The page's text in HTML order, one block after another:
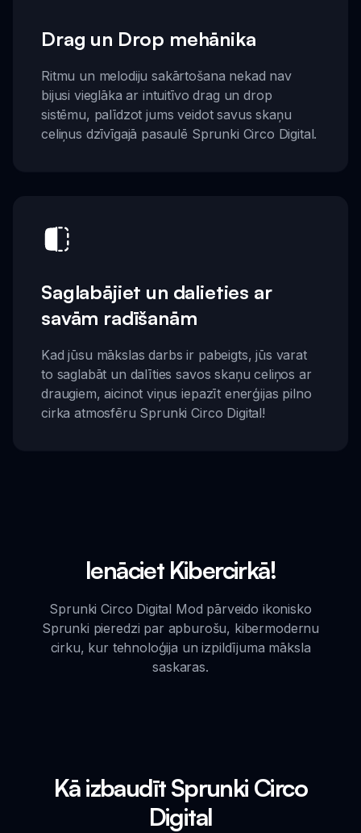
Drag un Drop mehānika
Ritmu un melodiju sakārtošana nekad nav
bijusi vieglāka ar intuitīvo drag un drop
sistēmu, palīdzot jums veidot savus skaņu
celiņus dzīvīgajā pasaulē Sprunki Circo Digital.
Saglabājiet un dalieties ar
savām radīšanām
Kad jūsu mākslas darbs ir pabeigts, jūs varat
to saglabāt un dalīties savos skaņu celiņos ar
draugiem, aicinot viņus iepazīt enerģijas pilno
cirka atmosfēru Sprunki Circo Digital!
Ienāciet Kibercirkā!
Sprunki Circo Digital Mod pārveido ikonisko
Sprunki pieredzi par apburošu, kibermodernu
cirku, kur tehnoloģija un izpildījuma māksla
saskaras.
Kā izbaudīt Sprunki Circo
Digital